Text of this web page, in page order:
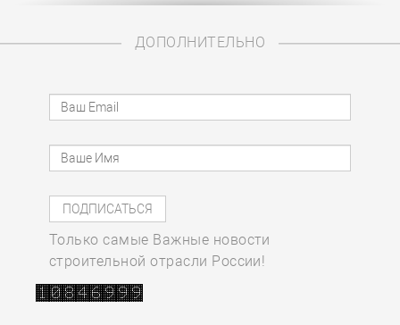
ДОПОЛНИТЕЛЬНО
Только самые Важные новости
строительной отрасли России!